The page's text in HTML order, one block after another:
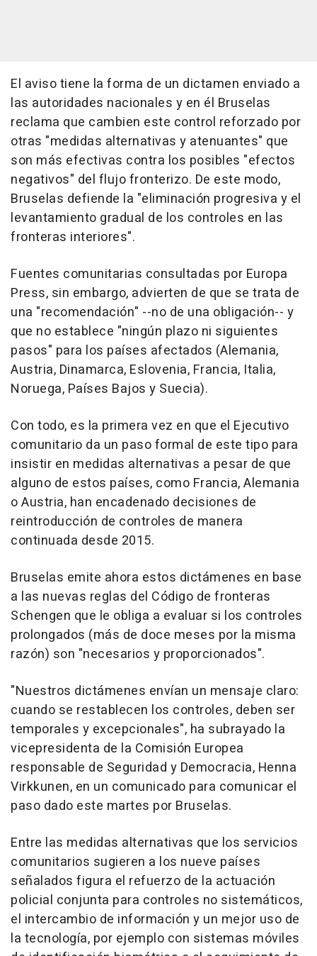
El aviso tiene la forma de un dictamen enviado a
las autoridades nacionales y en él Bruselas
reclama que cambien este control reforzado por
otras "medidas alternativas y atenuantes" que
son más efectivas contra los posibles "efectos
negativos" del flujo fronterizo. De este modo,
Bruselas defiende la "eliminación progresiva y el
levantamiento gradual de los controles en las
fronteras interiores".
Fuentes comunitarias consultadas por Europa
Press, sin embargo, advierten de que se trata de
una "recomendación" --no de una obligación-- y
que no establece "ningún plazo ni siguientes
pasos" para los países afectados (Alemania,
Austria, Dinamarca, Eslovenia, Francia, Italia,
Noruega, Países Bajos y Suecia).
Con todo, es la primera vez en que el Ejecutivo
comunitario da un paso formal de este tipo para
insistir en medidas alternativas a pesar de que
alguno de estos países, como Francia, Alemania
o Austria, han encadenado decisiones de
reintroducción de controles de manera
continuada desde 2015.
Bruselas emite ahora estos dictámenes en base
a las nuevas reglas del Código de fronteras
Schengen que le obliga a evaluar si los controles
prolongados (más de doce meses por la misma
razón) son "necesarios y proporcionados".
"Nuestros dictámenes envían un mensaje claro:
cuando se restablecen los controles, deben ser
temporales y excepcionales", ha subrayado la
vicepresidenta de la Comisión Europea
responsable de Seguridad y Democracia, Henna
Virkkunen, en un comunicado para comunicar el
paso dado este martes por Bruselas.
Entre las medidas alternativas que los servicios
comunitarios sugieren a los nueve países
señalados figura el refuerzo de la actuación
policial conjunta para controles no sistemáticos,
el intercambio de información y un mejor uso de
la tecnología, por ejemplo con sistemas móviles